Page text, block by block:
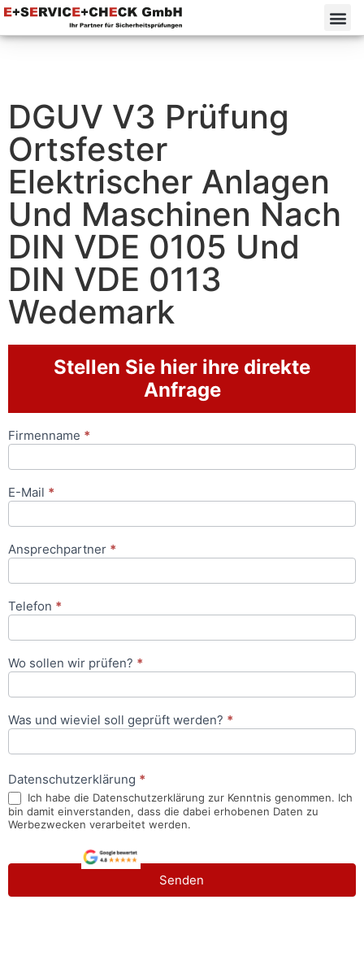
DGUV V3 Prüfung
Ortsfester
Elektrischer Anlagen
Und Maschinen Nach
DIN VDE 0105 Und
DIN VDE 0113
Wedemark⁠
Stellen Sie hier ihre direkte
Anfrage
Anfrageformular
Firmenname *
E-Mail *
Ansprechpartner *
Telefon *
Wo sollen wir prüfen? *
Was und wieviel soll geprüft werden? *
Datenschutzerklärung *
Ich habe die Datenschutzerklärung zur Kenntnis genommen. Ich
bin damit einverstanden, dass die dabei erhobenen Daten zu
Werbezwecken verarbeitet werden.
Senden